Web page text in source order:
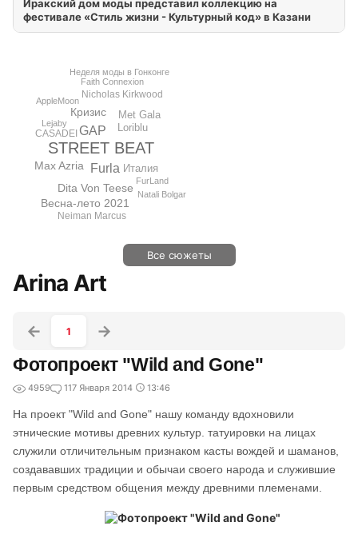
Иракский дом моды представил коллекцию на
фестивале «Стиль жизни - Культурный код» в Казани
STREET BEAT
GAP
Furla
Кризис
Dita Von Teese
Max Azria
Весна-лето 2021
Met Gala
Loriblu
Италия
Niсholas Kirkwood
CASADEI
Neiman Marcus
Faith Connexion
AppleMoon
FurLand
Неделя моды в Гонконге
Lejaby
Natali Bolgar
Все сюжеты
Arina Art
1
Фотопроект "Wild and Gone"
4959 117 Января 2014 13:46
На проект "Wild and Gone" нашу команду вдохновили
этнические мотивы древних культур. татуировки на лицах
служили отличительным признаком касты вождей и шаманов,
создававших традиции и обычаи своего народа и служившие
первым средством общения между древними племенами.